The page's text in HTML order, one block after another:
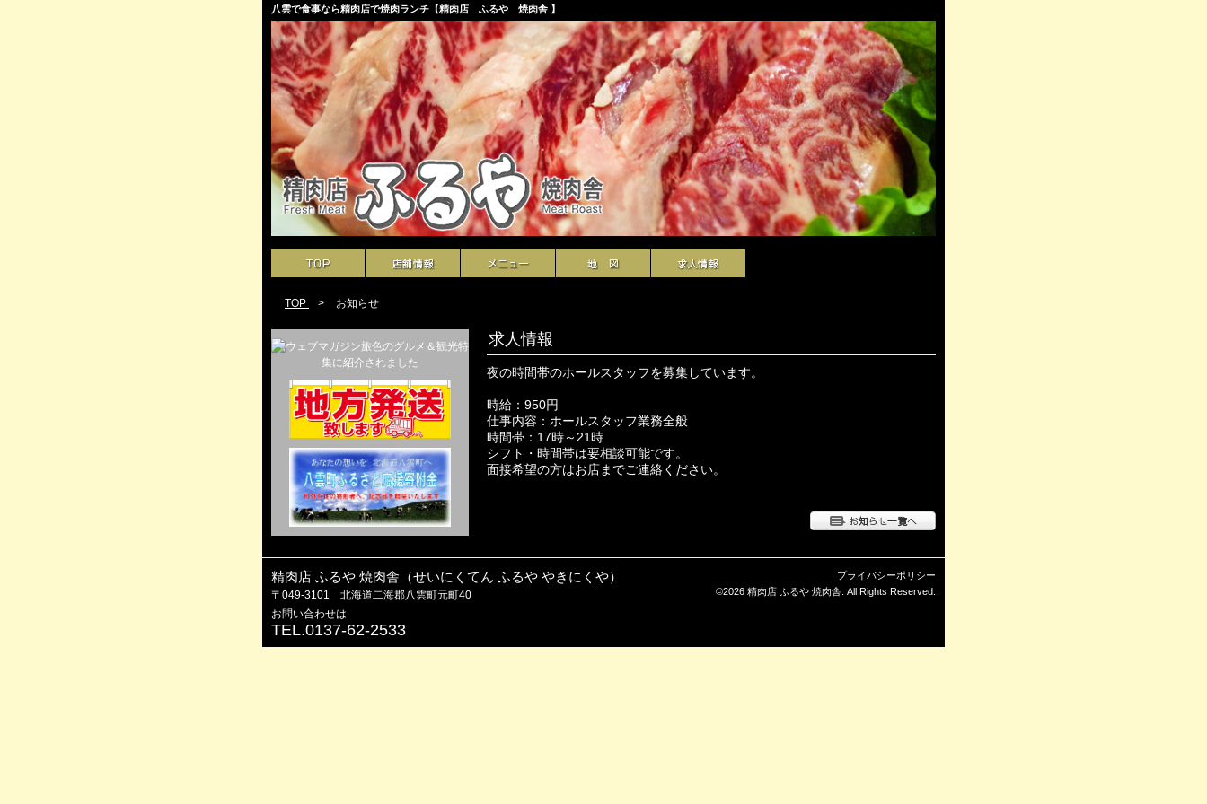
八雲で食事なら精肉店で焼肉ランチ【精肉店 ふるや 焼肉舎 】
TOP > お知らせ
求人情報
夜の時間帯のホールスタッフを募集しています。
時給：950円
仕事内容：ホールスタッフ業務全般
時間帯：17時～21時
シフト・時間帯は要相談可能です。
面接希望の方はお店までご連絡ください。
精肉店 ふるや 焼肉舎（せいにくてん ふるや やきにくや）
〒049-3101 北海道二海郡八雲町元町40
お問い合わせは
TEL.0137-62-2533
プライバシーポリシー
©2026 精肉店 ふるや 焼肉舎. All Rights Reserved.